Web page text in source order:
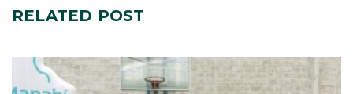
RELATED POST